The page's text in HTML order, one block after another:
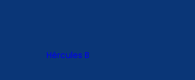
Hércules B